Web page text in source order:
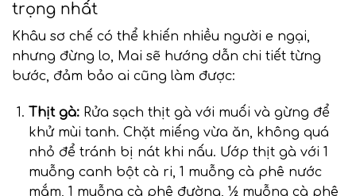
trọng nhất
Khâu sơ chế có thể khiến nhiều người e ngại,
nhưng đừng lo, Mai sẽ hướng dẫn chi tiết từng
bước, đảm bảo ai cũng làm được:
Thịt gà:Rửa sạch thịt gà với muối và gừng để
khử mùi tanh. Chặt miếng vừa ăn, không quá
nhỏ để tránh bị nát khi nấu. Ướp thịt gà với 1
muỗng canh bột cà ri, 1 muỗng cà phê nước
mắm, 1 muỗng cà phê đường, ½ muỗng cà phê